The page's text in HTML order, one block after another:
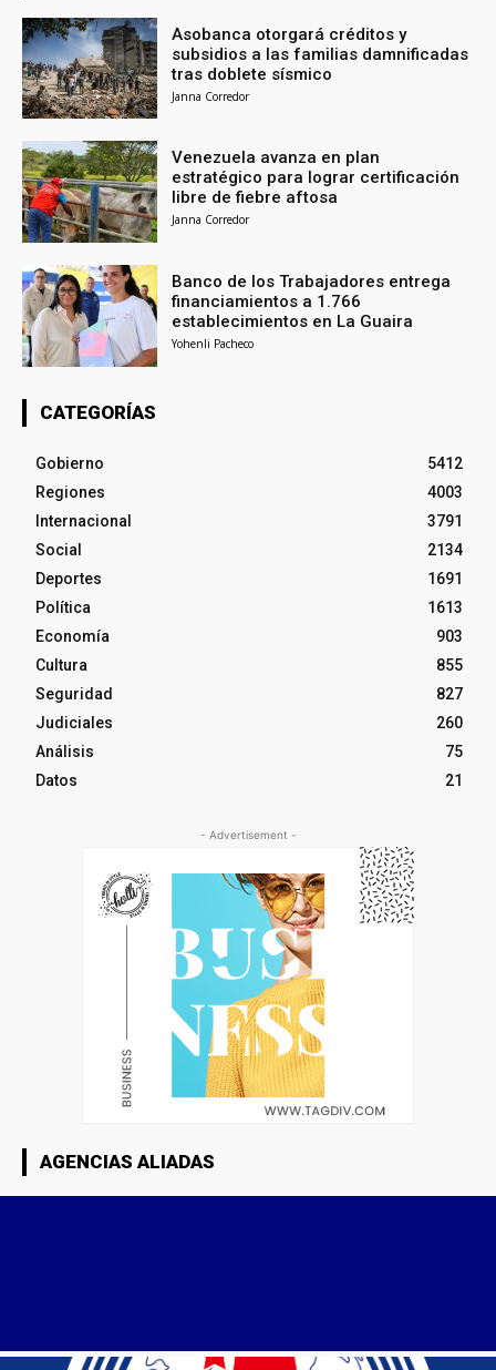
Asobanca otorgará créditos y
subsidios a las familias damnificadas
tras doblete sísmico
Janna Corredor
Venezuela avanza en plan
estratégico para lograr certificación
libre de fiebre aftosa
Janna Corredor
Banco de los Trabajadores entrega
financiamientos a 1.766
establecimientos en La Guaira
Yohenli Pacheco
CATEGORÍAS
Gobierno
5412
Regiones
4003
Internacional
3791
Social
2134
Deportes
1691
Política
1613
Economía
903
Cultura
855
Seguridad
827
Judiciales
260
Análisis
75
Datos
21
- Advertisement -
AGENCIAS ALIADAS